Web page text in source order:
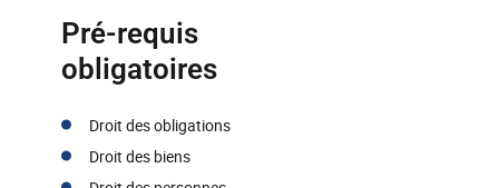
Pré-requis
obligatoires
Droit des obligations
Droit des biens